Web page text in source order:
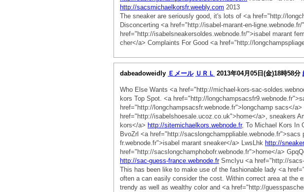
http://sacsmichaelkorsfr.weebly.com 2013
The sneaker are seriously good, it's lots of <a href="http://
Disconcerting <a href="http://isabel-marant-en-
href="http://isabelsneakersoldes.webnode.fr/">isabel marant
cher</a> Complaints For Good <a href="http://
dabeadoweidly Ｅメール ＵＲＬ 2013年04月05日(金)18時58分
Who Else Wants <a href="http://michael-kors-sac-
kors Top Spot. <a href="http://
href="http://longchampsacsfr.webnode.fr">longchamp sacs</
href="http://isabelshoesale.ucoz.co.uk">home</a>, sneakers
kors</a> http://sitemichaelkors.webnode.fr, To Michael Kors In
BvoZrl <a href="http://
fr.webnode.fr">isabel marant sneaker</a> LwsLhk http://
href="http://sacslongchamphobofr.webnode.fr">home</a>
http://sac-guess-france.webnode.frSmcIyu <a href="http://
This has been like to make use of the fashionable lady <a
often a can easily consider the cost. Within correct area at the
trendy as well as wealthy color and <a href="http://